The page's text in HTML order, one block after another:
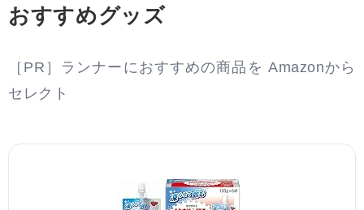
おすすめグッズ
［PR］ランナーにおすすめの商品を Amazonから
セレクト